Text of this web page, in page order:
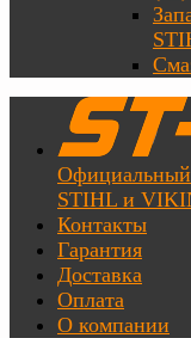
STIHL и
Контакты
Гарантия
Доставка
Оплата
О компании